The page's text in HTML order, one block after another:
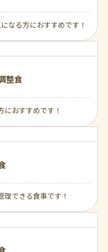
なる方におすすめです！
整食
におすすめです！
できる食事です！